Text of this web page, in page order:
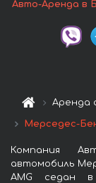
Авто-Аренда в
Аренда
Мерседес-
Компания
автомобиль
AMG седан